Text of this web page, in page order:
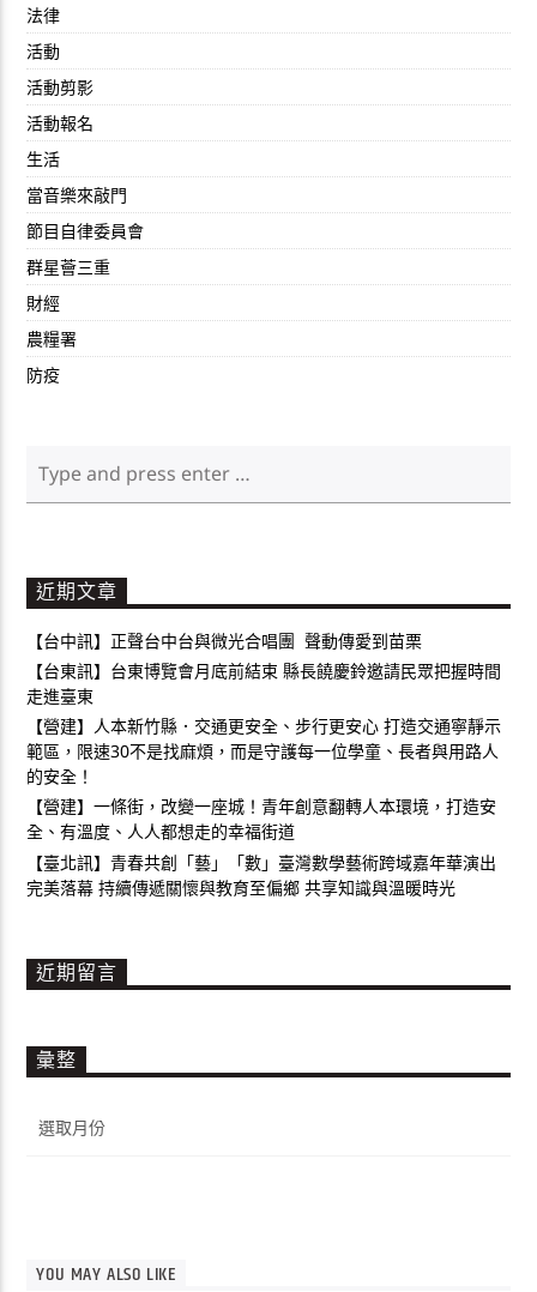
法律
活動
活動剪影
活動報名
生活
當音樂來敲門
節目自律委員會
群星薈三重
財經
農糧署
防疫
近期文章
【台中訊】正聲台中台與微光合唱團 聲動傳愛到苗栗
【台東訊】台東博覽會月底前結束 縣長饒慶鈴邀請民眾把握時間
走進臺東
【營建】人本新竹縣．交通更安全、步行更安心 打造交通寧靜示
範區，限速30不是找麻煩，而是守護每一位學童、長者與用路人
的安全！
【營建】一條街，改變一座城！青年創意翻轉人本環境，打造安
全、有溫度、人人都想走的幸福街道
【臺北訊】青春共創「藝」「數」臺灣數學藝術跨域嘉年華演出
完美落幕 持續傳遞關懷與教育至偏鄉 共享知識與溫暖時光
近期留言
彙整
整
YOU MAY ALSO LIKE